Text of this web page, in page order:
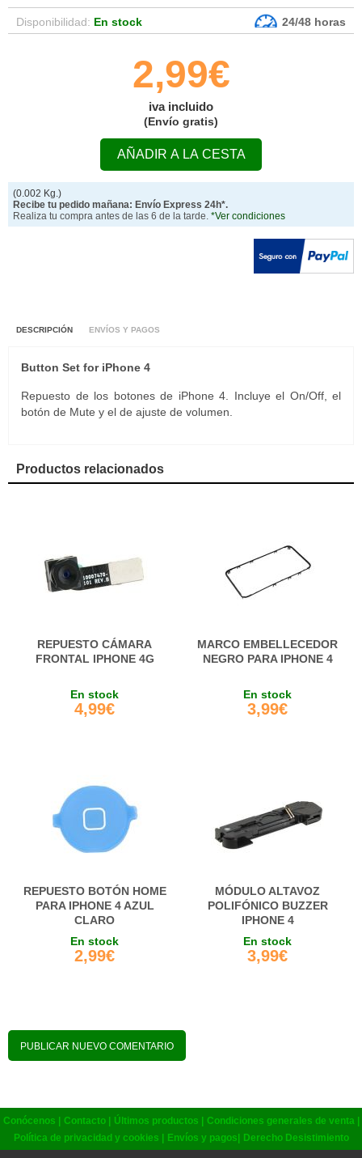
Disponibilidad: En stock 24/48 horas
2,99€
iva incluido
(Envío gratis)
AÑADIR A LA CESTA
(0.002 Kg.)
Recibe tu pedido mañana: Envío Express 24h*.
Realiza tu compra antes de las 6 de la tarde. *Ver condiciones
DESCRIPCIÓN ENVÍOS Y PAGOS
Button Set for iPhone 4
Repuesto de los botones de iPhone 4. Incluye el On/Off, el
botón de Mute y el de ajuste de volumen.
Productos relacionados
REPUESTO CÁMARA
FRONTAL IPHONE 4G
En stock
4,99€
MARCO EMBELLECEDOR
NEGRO PARA IPHONE 4
En stock
3,99€
REPUESTO BOTÓN HOME
PARA IPHONE 4 AZUL
CLARO
En stock
2,99€
MÓDULO ALTAVOZ
POLIFÓNICO BUZZER
IPHONE 4
En stock
3,99€
PUBLICAR NUEVO COMENTARIO
Conócenos Contacto| Últimos productos Condiciones generales de venta|
Política de privacidad y cookies |
Envíos y pagos Derecho Desistimiento